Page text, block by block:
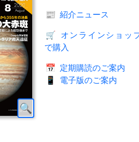
📰 紹介ニュース
🛒 オンラインショッ
で購入
📅 定期購読のご案内
📱
電子版のご案内